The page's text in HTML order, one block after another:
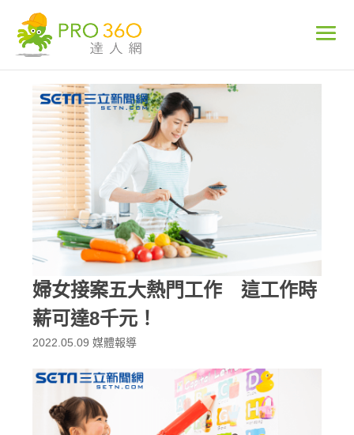
婦女接案五大熱門工作 這工作時
薪可達8千元！
2022.05.09 媒體報導